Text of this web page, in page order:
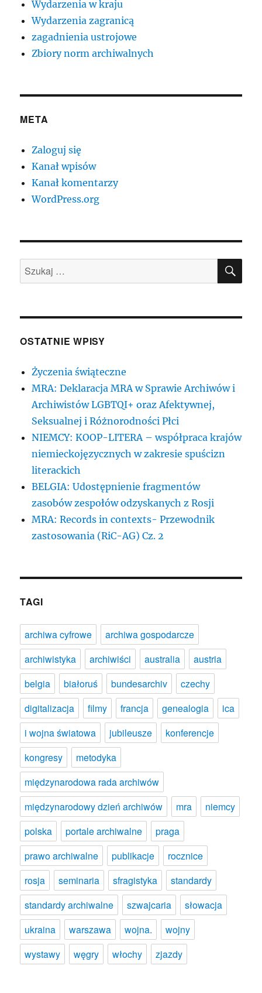
Wydarzenia w kraju
Wydarzenia zagranicą
zagadnienia ustrojowe
Zbiory norm archiwalnych
META
Zaloguj się
Kanał wpisów
Kanał komentarzy
WordPress.org
Szukaj:
OSTATNIE WPISY
Życzenia świąteczne
MRA: Deklaracja MRA w Sprawie Archiwów i
Archiwistów LGBTQI+ oraz Afektywnej,
Seksualnej i Różnorodności Płci
NIEMCY: KOOP-LITERA – współpraca krajów
niemieckojęzycznych w zakresie spuścizn
literackich
BELGIA: Udostępnienie fragmentów
zasobów zespołów odzyskanych z Rosji
MRA: Records in contexts- Przewodnik
zastosowania (RiC-AG) Cz. 2
TAGI
archiwa cyfrowe
archiwa gospodarcze
archiwistyka
archiwiści australia
austria
belgia
białoruś bundesarchiv
czechy
digitalizacja
filmy francja genealogia
ica
i wojna światowa
jubileusze
konferencje
kongresy
metodyka
międzynarodowa rada archiwów
międzynarodowy dzień archiwów
mra
niemcy
polska
portale archiwalne
praga
prawo archiwalne
publikacje
rocznice
rosja
seminaria sfragistyka
standardy
standardy archiwalne
szwajcaria
słowacja
ukraina
warszawa wojna.
wojny
wystawy
węgry włochy zjazdy